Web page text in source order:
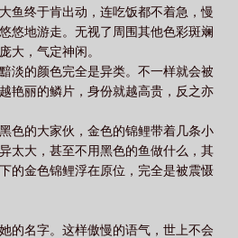
鱼终于肯出动，连吃饭都不着急，慢
悠地游走。无视了周围其他色彩斑斓
大，气定神闲。
淡的颜色完全是异类。不一样就会被
艳丽的鳞片，身份就越高贵，反之亦
色的大家伙，金色的锦鲤带着几条小
太大，甚至不用黑色的鱼做什么，其
的金色锦鲤浮在原位，完全是被震慑
的名字。这样傲慢的语气，世上不会